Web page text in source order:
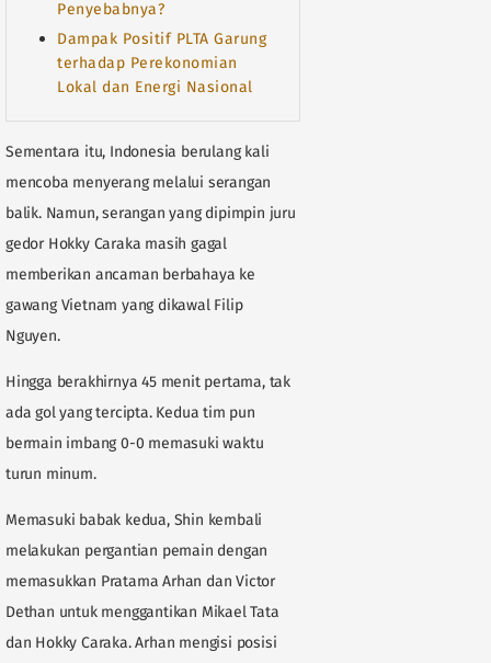
Penyebabnya?
Dampak Positif PLTA Garung
terhadap Perekonomian
Lokal dan Energi Nasional
Sementara itu, Indonesia berulang kali
mencoba menyerang melalui serangan
balik. Namun, serangan yang dipimpin juru
gedor Hokky Caraka masih gagal
memberikan ancaman berbahaya ke
gawang Vietnam yang dikawal Filip
Nguyen.
Hingga berakhirnya 45 menit pertama, tak
ada gol yang tercipta. Kedua tim pun
bermain imbang 0-0 memasuki waktu
turun minum.
Memasuki babak kedua, Shin kembali
melakukan pergantian pemain dengan
memasukkan Pratama Arhan dan Victor
Dethan untuk menggantikan Mikael Tata
dan Hokky Caraka. Arhan mengisi posisi